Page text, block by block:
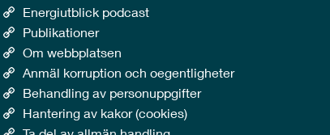
Energiutblick podcast
Publikationer
Om webbplatsen
Anmäl korruption och oegentligheter
Behandling av personuppgifter
Hantering av kakor (cookies)